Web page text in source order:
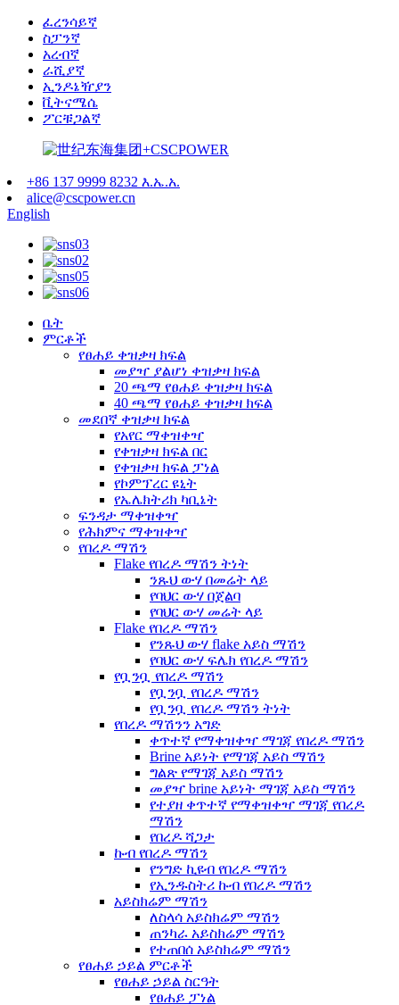
ፈረንሳይኛ
ስፓንኛ
አረብኛ
ራሺያኛ
ኢንዶኔዥያን
ቪትናሜሴ
ፖርቹጋልኛ
+86 137 9999 8232 እ.ኤ.አ.
alice@cscpower.cn
English
ቤት
ምርቶች
የፀሐይ ቀዝቃዛ ክፍል
መያዣ ያልሆነ ቀዝቃዛ ክፍል
20 ጫማ የፀሐይ ቀዝቃዛ ክፍል
40 ጫማ የፀሐይ ቀዝቃዛ ክፍል
መደበኛ ቀዝቃዛ ክፍል
የአየር ማቀዝቀዣ
የቀዝቃዛ ክፍል በር
የቀዝቃዛ ክፍል ፓነል
የኮምፕረር ዩኒት
የኤሌክትሪክ ካቢኔት
ፍንዳታ ማቀዝቀዣ
የሕክምና ማቀዝቀዣ
የበረዶ ማሽን
Flake የበረዶ ማሽን ትነት
ንጹህ ውሃ በመሬት ላይ
የባህር ውሃ በጀልባ
የባህር ውሃ መሬት ላይ
Flake የበረዶ ማሽን
የንጹህ ውሃ flake አይስ ማሽን
የባህር ውሃ ፍሌክ የበረዶ ማሽን
የቧንቧ የበረዶ ማሽን
የቧንቧ የበረዶ ማሽን
የቧንቧ የበረዶ ማሽን ትነት
የበረዶ ማሽንን አግድ
ቀጥተኛ የማቀዝቀዣ ማገጃ የበረዶ ማሽን
Brine አይነት የማገጃ አይስ ማሽን
ግልጽ የማገጃ አይስ ማሽን
መያዣ brine አይነት ማገጃ አይስ ማሽን
የተያዘ ቀጥተኛ የማቀዝቀዣ ማገጃ የበረዶ
ማሽን
የበረዶ ሻጋታ
ኩብ የበረዶ ማሽን
የንግድ ኪዩብ የበረዶ ማሽን
የኢንዱስትሪ ኩብ የበረዶ ማሽን
አይስክሬም ማሽን
ለስላሳ አይስክሬም ማሽን
ጠንካራ አይስክሬም ማሽን
የተጠበሰ አይስክሬም ማሽን
የፀሐይ ኃይል ምርቶች
የፀሐይ ኃይል ስርዓት
የፀሐይ ፓነል